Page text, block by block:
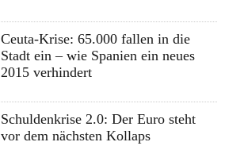
Ceuta-Krise: 65.000 fallen in die
Stadt ein – wie Spanien ein neues
2015 verhindert
Schuldenkrise 2.0: Der Euro steht
vor dem nächsten Kollaps